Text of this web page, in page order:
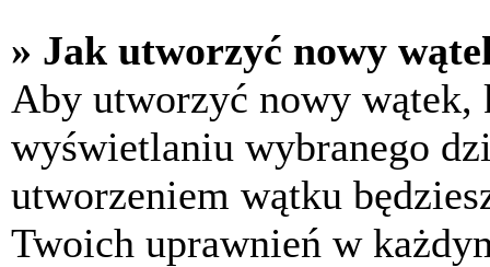
» Jak utworzyć nowy
Aby utworzyć nowy
wyświetlaniu wybranego
utworzeniem wątku
Twoich uprawnień w